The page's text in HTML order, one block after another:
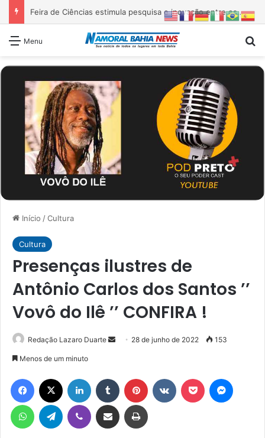
Feira de Ciências estimula pesquisa e inovação entre estudantes, em Conceição do Jacuípe
Menu
Início /Cultura
Cultura
Presenças ilustres de
Antônio Carlos dos Santos ’’
Vovô do Ilê ’’ CONFIRA !
Redação Lazaro Duarte
Mande
mail
28 de junho de 2022 153
Menos de um minuto
Facebook Linkedin Tumblr Pinterest Pocket
WhatsAppTelegram Viber Compartilhar via e-mail Imprimir